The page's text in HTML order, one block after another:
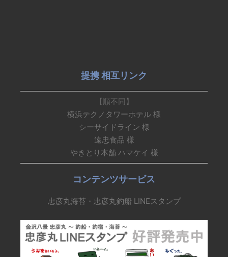
提携 相互リンク
【順不同】
横浜テクノタワーホテル 様
シーサイドライン 様
遠忠食品 様
やきとり本舗 ハマケイ 様
コンテンツサービス
忠彦丸海苔・忠彦丸釣船 LINEスタンプ